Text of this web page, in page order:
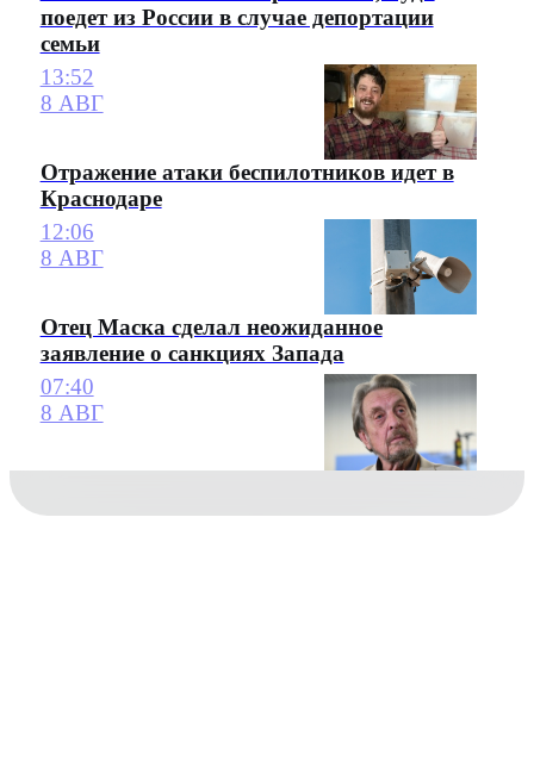
поедет из России в случае депортации
семьи
13:52
8 АВГ
Отражение атаки беспилотников идет в
Краснодаре
12:06
8 АВГ
Отец Маска сделал неожиданное
заявление о санкциях Запада
07:40
8 АВГ